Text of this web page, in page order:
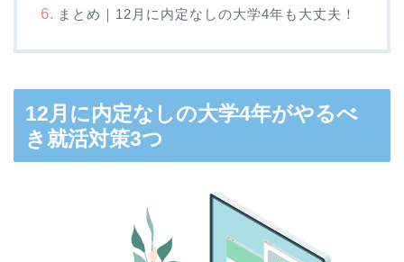
まとめ｜12月に内定なしの大学4年も大丈夫！
12月に内定なしの大学4年がやるべ
き就活対策3つ